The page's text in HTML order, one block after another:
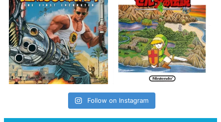
Follow on Instagram